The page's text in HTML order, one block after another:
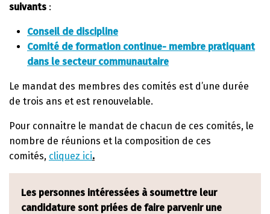
suivants :
Conseil de discipline
Comité de formation continue- membre pratiquant
dans le secteur communautaire
Le mandat des membres des comités est d’une durée
de trois ans et est renouvelable.
Pour connaitre le mandat de chacun de ces comités, le
nombre de réunions et la composition de ces
comités, cliquez ici.
Les personnes intéressées à soumettre leur
candidature sont priées de faire parvenir une